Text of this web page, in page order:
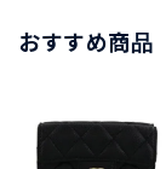
おすすめ商品